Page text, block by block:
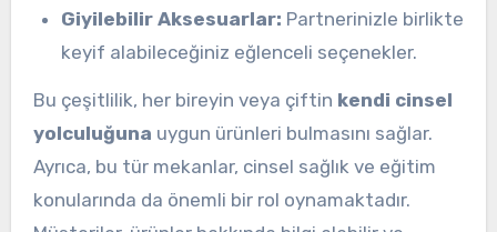
Giyilebilir Aksesuarlar: Partnerinizle birlikte
keyif alabileceğiniz eğlenceli seçenekler.
Bu çeşitlilik, her bireyin veya çiftin kendi cinsel
yolculuğuna uygun ürünleri bulmasını sağlar.
Ayrıca, bu tür mekanlar, cinsel sağlık ve eğitim
konularında da önemli bir rol oynamaktadır.